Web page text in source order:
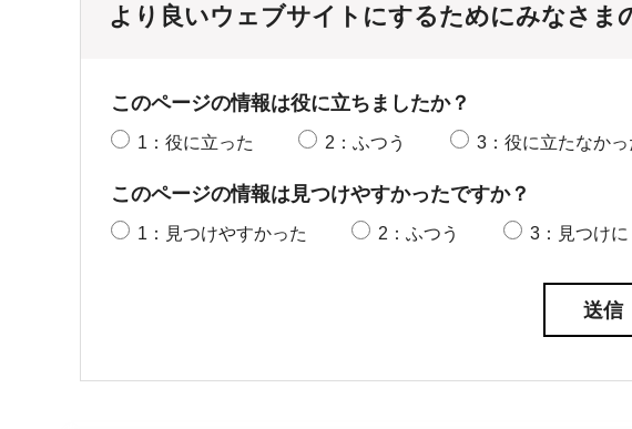
より良いウェブサイトにするためにみなさま
このページの情報は役に立ちましたか？
1：役に立った 2：ふつう 3：役に立たなかっ
このページの情報は見つけやすかったですか？
1：見つけやすかった 2：ふつう 3：見つけに